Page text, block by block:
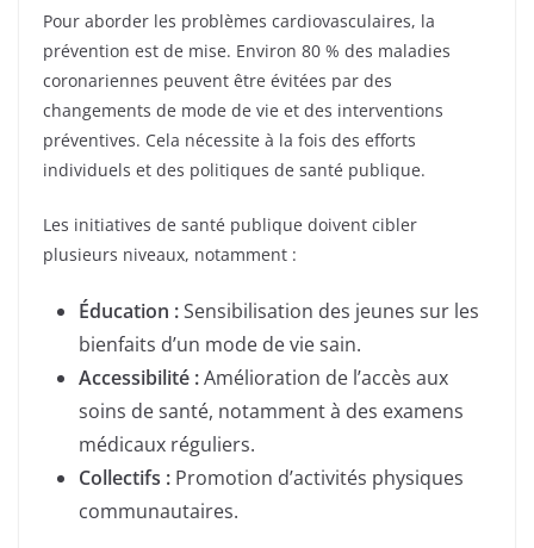
Pour aborder les problèmes cardiovasculaires, la
prévention est de mise. Environ 80 % des maladies
coronariennes peuvent être évitées par des
changements de mode de vie et des interventions
préventives. Cela nécessite à la fois des efforts
individuels et des politiques de santé publique.
Les initiatives de santé publique doivent cibler
plusieurs niveaux, notamment :
Éducation :Sensibilisation des jeunes sur les
bienfaits d’un mode de vie sain.
Accessibilité :Amélioration de l’accès aux
soins de santé, notamment à des examens
médicaux réguliers.
Collectifs : Promotion d’activités physiques
communautaires.